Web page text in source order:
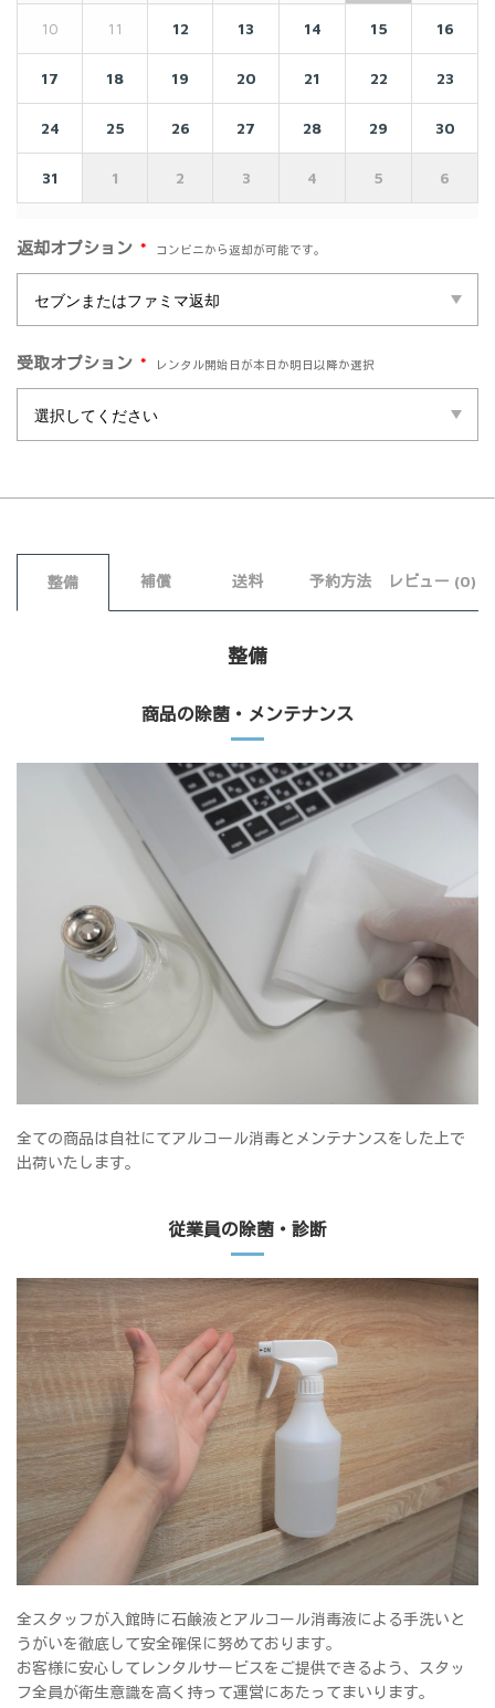
10 11 12 13 14 15 16
17 18 19 20 21 22 23
24 25 26 27 28 29 30
31 1 2 3 4 5 6
返却オプション * コンビニから返却が可能です。
受取オプション * レンタル開始日が本日か明日以降か選択
整備 補償 送料 予約方法 レビュー (0)
整備
商品の除菌・メンテナンス
全ての商品は自社にてアルコール消毒とメンテナンスをした上で
出荷いたします。
従業員の除菌・診断
全スタッフが入館時に石鹸液とアルコール消毒液による手洗いと
うがいを徹底して安全確保に努めております。
お客様に安心してレンタルサービスをご提供できるよう、スタッ
フ全員が衛生意識を高く持って運営にあたってまいります。